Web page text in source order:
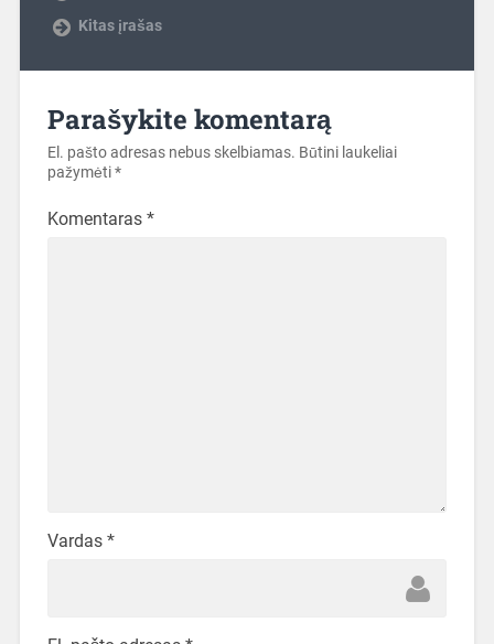
Kitas įrašas
Parašykite komentarą
El. pašto adresas nebus skelbiamas. Būtini laukeliai
pažymėti*
Komentaras *
Vardas *